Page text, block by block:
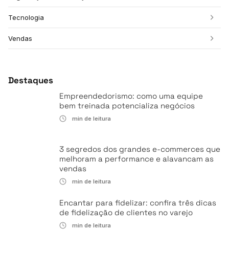
Tecnologia
Vendas
Destaques
Empreendedorismo: como uma equipe
bem treinada potencializa negócios
min de leitura
3 segredos dos grandes e-commerces que
melhoram a performance e alavancam as
vendas
min de leitura
Encantar para fidelizar: confira três dicas
de fidelização de clientes no varejo
min de leitura